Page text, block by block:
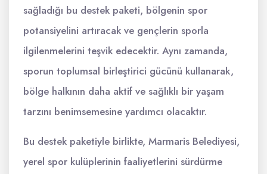
sağladığı bu destek paketi, bölgenin spor
potansiyelini artıracak ve gençlerin sporla
ilgilenmelerini teşvik edecektir. Aynı zamanda,
sporun toplumsal birleştirici gücünü kullanarak,
bölge halkının daha aktif ve sağlıklı bir yaşam
tarzını benimsemesine yardımcı olacaktır.
Bu destek paketiyle birlikte, Marmaris Belediyesi,
yerel spor kulüplerinin faaliyetlerini sürdürme